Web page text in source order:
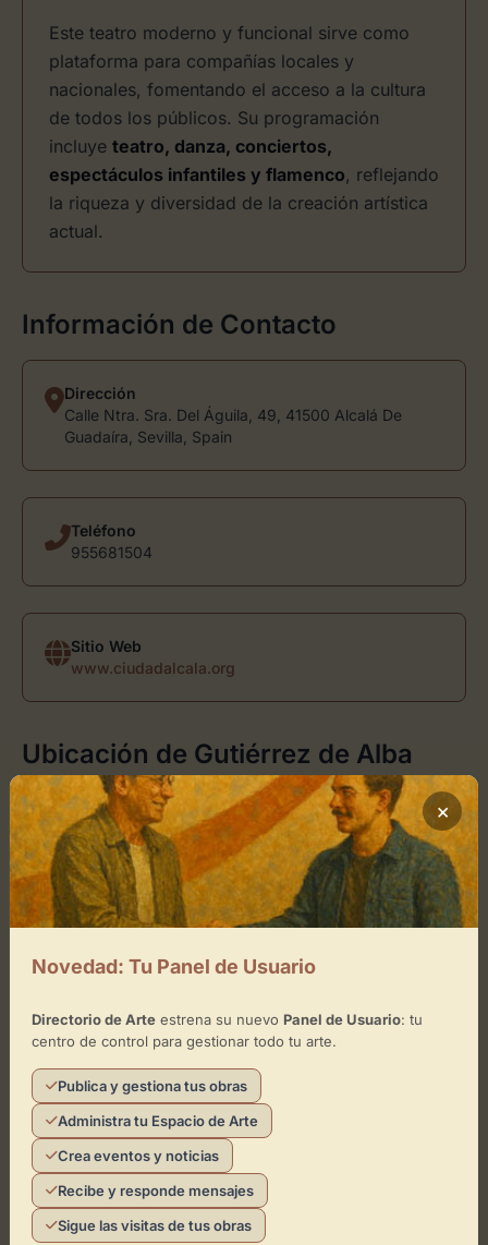
Este teatro moderno y funcional sirve como
plataforma para compañías locales y
nacionales, fomentando el acceso a la cultura
de todos los públicos. Su programación
incluye teatro, danza, conciertos,
espectáculos infantiles y flamenco, reflejando
la riqueza y diversidad de la creación artística
actual.
Información de Contacto
Dirección
Calle Ntra. Sra. Del Águila, 49, 41500 Alcalá De
Guadaíra, Sevilla, Spain
Teléfono
955681504
Sitio Web
www.ciudadalcala.org
Ubicación de Gutiérrez de Alba
Theater
Cómo llegar
+
Activar Mapa
×
Novedad: Tu Panel de Usuario
Directorio de Arteestrena su nuevo Panel de Usuario: tu
centro de control para gestionar todo tu arte.
Publica y gestiona tus obras
Administra tu Espacio de Arte
Crea eventos y noticias
Recibe y responde mensajes
Sigue las visitas de tus obras